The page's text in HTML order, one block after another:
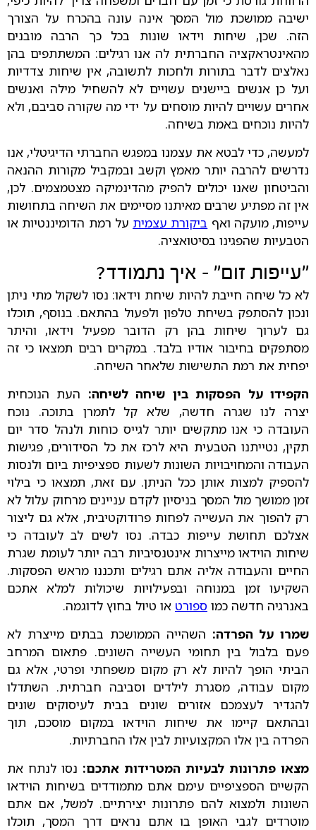
ישיבה ממושכת מול המסך אינה עונה בהכרח על הצורך
הזה. שכן, שיחות וידאו שונות בכל כך הרבה מובנים
מהאינטראקציה החברתית לה אנו רגילים: המשתתפים בהן
נאלצים לדבר בתורות ולחכות לתשובה, אין שיחות צדדיות
ועל כן אנשים ביישנים עשויים לא להשחיל מילה ואנשים
אחרים עשויים להיות מוסחים על ידי מה שקורה סביבם, ולא
להיות נוכחים באמת בשיחה.
למעשה, כדי לבטא את עצמנו במפגש החברתי הדיגיטלי, אנו
נדרשים להרבה יותר מאמץ וקשב ובמקביל מקורות ההנאה
והביטחון שאנו יכולים להפיק מהדינמיקה מצטמצמים. לכן,
אין זה מפתיע שרבים מאיתנו מסיימים את השיחה בתחושות
עייפות, מועקה ואף ביקורת עצמית על רמת הדומיננטיות או
הטבעיות שהפגינו בסיטואציה.
״עייפות זום״ - איך נתמודד?
לא כל שיחה חייבת להיות שיחת וידאו: נסו לשקול מתי ניתן
ונכון להסתפק בשיחת טלפון ולפעול בהתאם. בנוסף, תוכלו
גם לערוך שיחות בהן רק הדובר מפעיל וידאו, והיתר
מסתפקים בחיבור אודיו בלבד. במקרים רבים תמצאו כי זה
יפחית את רמת התשישות שלאחר השיחה.
הקפידו על הפסקות בין שיחה לשיחה: העת הנוכחית
יצרה לנו שגרה חדשה, שלא קל לתמרן בתוכה. נוכח
העובדה כי אנו מתקשים יותר לגייס כוחות ולנהל סדר יום
תקין, נטייתנו הטבעית היא לרכז את כל הסידורים, פגישות
העבודה והמחויבויות השונות לשעות ספציפיות ביום ולנסות
להספיק למצות אותן ככל הניתן. עם זאת, תמצאו כי בילוי
זמן ממושך מול המסך בניסיון לקדם עניינים מרחוק עלול לא
רק להפוך את העשייה לפחות פרודוקטיבית, אלא גם ליצור
אצלכם תחושת עייפות כבדה. נסו לשים לב לעובדה כי
שיחות הוידאו מייצרות אינטנסיביות רבה יותר לעומת שגרת
החיים והעבודה אליה אתם רגילים ותכננו מראש הפסקות.
השקיעו זמן במנוחה ובפעילויות שיכולות למלא אתכם
באנרגיה חדשה כמו ספורט או טיול בחוץ לדוגמה.
שמרו על הפרדה: השהייה הממושכת בבתים מייצרת לא
פעם בלבול בין תחומי העשייה השונים. פתאום המרחב
הביתי הופך להיות לא רק מקום משפחתי ופרטי, אלא גם
מקום עבודה, מסגרת לילדים וסביבה חברתית. השתדלו
להגדיר לעצמכם אזורים שונים בבית לעיסוקים שונים
ובהתאם קיימו את שיחות הוידאו במקום מוסכם, תוך
הפרדה בין אלו המקצועיות לבין אלו החברתיות.
מצאו פתרונות לבעיות המטרידות אתכם: נסו לנתח את
הקשיים הספציפיים עימם אתם מתמודדים בשיחות הוידאו
השונות ולמצוא להם פתרונות יצירתיים. למשל, אם אתם
מוטרדים לגבי האופן בו אתם נראים דרך המסך, תוכלו